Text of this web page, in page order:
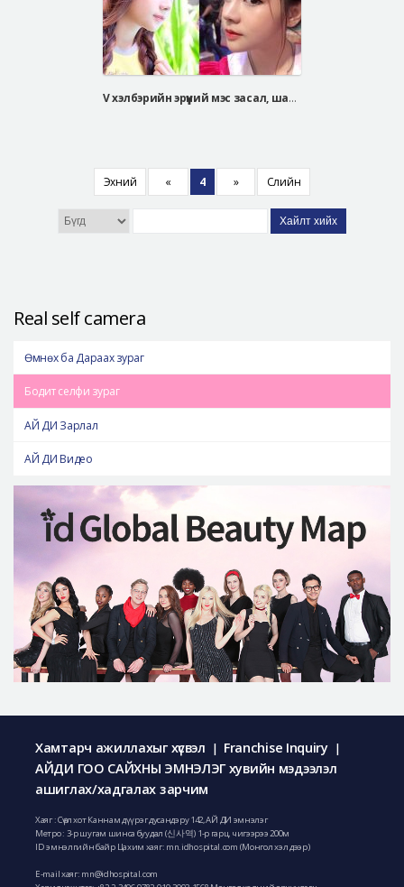
V хэлбэрийн эрүүний мэс засал, шанаа багасгах мэс засал, барби хамрын мэс засал, хөх томруулах мэс засал
Эхний « 4 » Сүүлийн
Хайлт хийх
Real self camera
Өмнөх ба Дараах зураг
Бодит селфи зураг
АЙ ДИ Зарлал
АЙ ДИ Видео
Хамтарч ажиллахыг хүсвэл | Franchise Inquiry |
АЙДИ ГОО САЙХНЫ ЭМНЭЛЭГ хувийн мэдээлэл
ашиглах/хадгалах зарчим
Хаяг : Сөүл хот Каннам дүүрэг дусандэру 142, АЙ ДИ эмнэлэг
Метро : 3-р шугам шинса буудал (신사역) 1-р гарц, чигээрээ 200м
ID эмнэлгийн байр Цахим хаяг: mn.idhospital.com (Монгол хэл дээр)
E-mail хаяг: mn@idhospital.com